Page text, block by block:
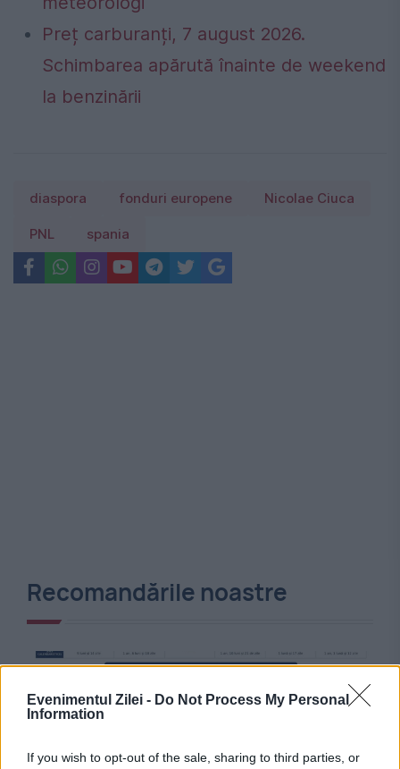
Evenimentul Zilei - Do Not Process My Personal
Information
If you wish to opt-out of the sale, sharing to third parties, or
Preț carburanți, 7 august 2026.
Schimbarea apărută înainte de weekend
la benzinării
diaspora fonduri europene Nicolae Ciuca
PNL spania
Recomandările noastre